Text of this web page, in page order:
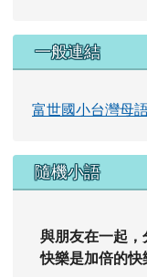
一般連結
富世國小台灣母
隨機小語
與朋友在一起
快樂是加倍的快